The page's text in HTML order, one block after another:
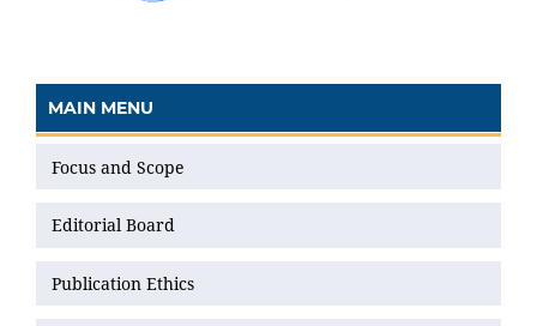
MAIN MENU
Focus and Scope
Editorial Board
Publication Ethics